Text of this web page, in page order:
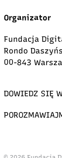
Organizator
Fundacja
Rondo
00-843
DOWIEDZ SIĘ